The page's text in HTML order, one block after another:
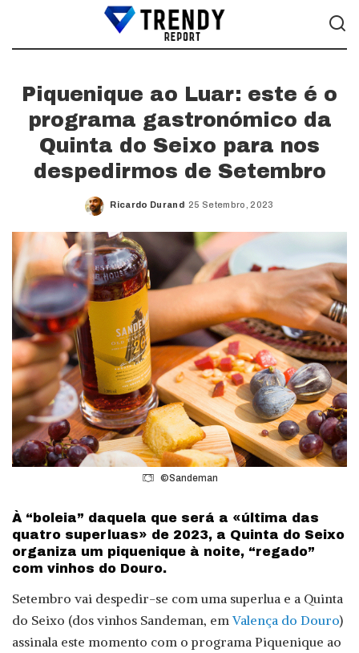
Piquenique ao Luar: este é o
programa gastronómico da
Quinta do Seixo para nos
despedirmos de Setembro
Posted
Ricardo Durand 25 Setembro, 2023
©Sandeman
À “boleia” daquela que será a «última das
quatro superluas» de 2023, a Quinta do Seixo
organiza um piquenique à noite, “regado”
com vinhos do Douro.
Setembro vai despedir-se com uma superlua e a Quinta
do Seixo (dos vinhos Sandeman, emValença do Douro)
assinala este momento com o programa Piquenique ao